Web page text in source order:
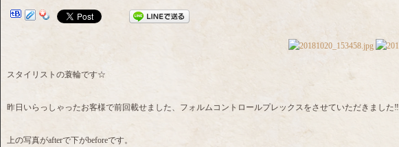
スタイリストの蓑輪です☆
昨日いらっしゃったお客様で前回載せました、フォルムコントロールプレックスをさせていただきました‼️
上の写真がafterで下がbeforeです。